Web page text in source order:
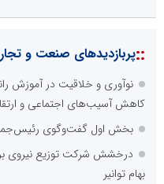
::پربازدیدهای صنعت و
نوآوری و خلاقیت در آموزش
کاهش آسیب‌های اجتماعی و
بخش اول گفت‌وگوی
درخشش شرکت توزیع نیروی برق
بهام توانیر